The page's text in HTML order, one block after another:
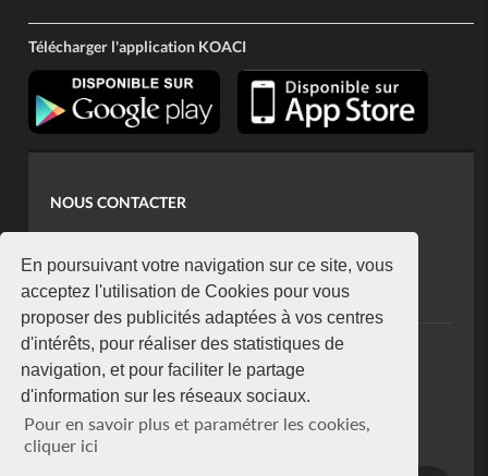
En poursuivant votre navigation sur ce site, vous
acceptez l'utilisation de Cookies pour vous
proposer des publicités adaptées à vos centres
d'intérêts, pour réaliser des statistiques de
navigation, et pour faciliter le partage
d'information sur les réseaux sociaux.
Pour en savoir plus et paramétrer les cookies,
cliquer ici
Télécharger l'application KOACI
NOUS CONTACTER
koaci@yahoo.fr
+225 07 08 85 52 93
NEWSLETTER
Restez connecté via notre newsletter
S'abonner
Se désabonner